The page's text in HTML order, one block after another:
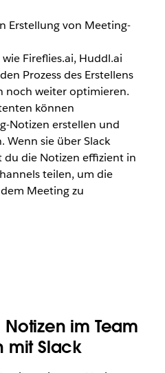
Erstellung von Meeting-
Fireflies.ai, Huddl.ai
Prozess des Erstellens
noch weiter optimieren.
können
Notizen erstellen und
Wenn sie über Slack
du die Notizen effizient in
teilen, um die
Meeting zu
im Team
mit Slack